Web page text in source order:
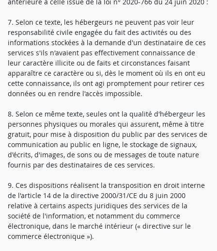
7. Selon ce texte, les hébergeurs ne peuvent pas voir leur
responsabilité civile engagée du fait des activités ou des
informations stockées à la demande d'un destinataire de ces
services s'ils n'avaient pas effectivement connaissance de
leur caractère illicite ou de faits et circonstances faisant
apparaître ce caractère ou si, dès le moment où ils en ont eu
cette connaissance, ils ont agi promptement pour retirer ces
données ou en rendre l'accès impossible.
8. Selon ce même texte, seules ont la qualité d'hébergeur les
personnes physiques ou morales qui assurent, même à titre
gratuit, pour mise à disposition du public par des services de
communication au public en ligne, le stockage de signaux,
d'écrits, d'images, de sons ou de messages de toute nature
fournis par des destinataires de ces services.
9. Ces dispositions réalisent la transposition en droit interne
de l'article 14 de la directive 2000/31/CE du 8 juin 2000
relative à certains aspects juridiques des services de la
société de l'information, et notamment du commerce
électronique, dans le marché intérieur (« directive sur le
commerce électronique »).